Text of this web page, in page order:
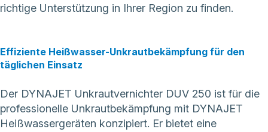
richtige Unterstützung in Ihrer Region zu finden.
Effiziente Heißwasser-Unkrautbekämpfung für den
täglichen Einsatz
Der DYNAJET Unkrautvernichter DUV 250 ist für die
professionelle Unkrautbekämpfung mit DYNAJET
Heißwassergeräten konzipiert. Er bietet eine